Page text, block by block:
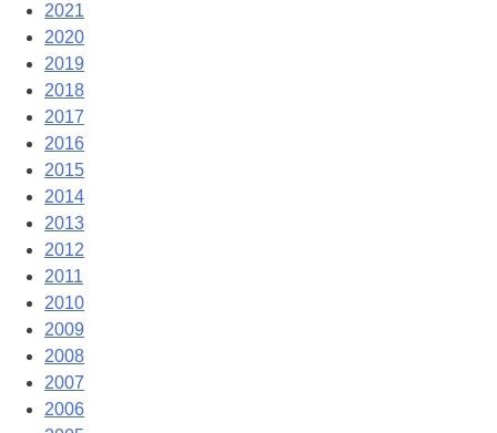
2021
2020
2019
2018
2017
2016
2015
2014
2013
2012
2011
2010
2009
2008
2007
2006